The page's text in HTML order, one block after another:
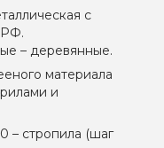
с
РФ.
– деревянные.
материала
и
– стропила (шаг